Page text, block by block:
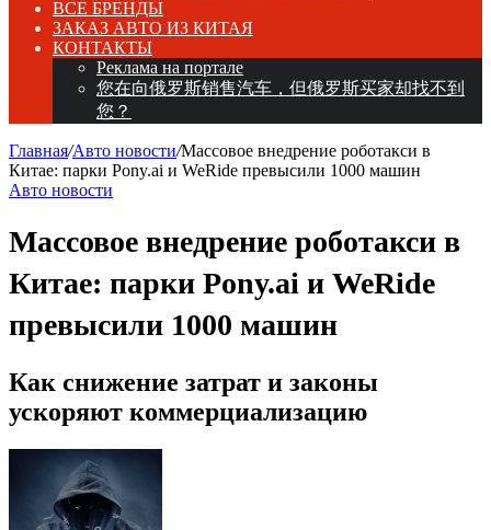
ВСЕ БРЕНДЫ
ЗАКАЗ АВТО ИЗ КИТАЯ
КОНТАКТЫ
Реклама на портале
您在向俄罗斯销售汽车，但俄罗斯买家却找不到
您？
Главная/Авто новости/Массовое внедрение роботакси в
Китае: парки Pony.ai и WeRide превысили 1000 машин
Авто новости
Массовое внедрение роботакси в
Китае: парки Pony.ai и WeRide
превысили 1000 машин
Как снижение затрат и законы
ускоряют коммерциализацию